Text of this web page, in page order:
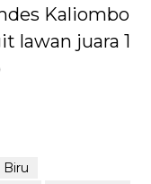
Kaliombo
lawan juara 1
Biru